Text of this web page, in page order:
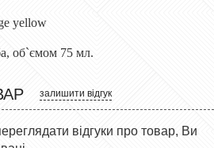
75 мл.
залишити відгук
відгуки про товар, Ви